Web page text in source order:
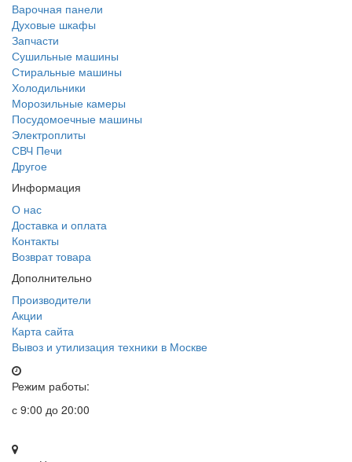
Варочная панели
Духовые шкафы
Запчасти
Сушильные машины
Стиральные машины
Холодильники
Морозильные камеры
Посудомоечные машины
Электроплиты
СВЧ Печи
Другое
Информация
О нас
Доставка и оплата
Контакты
Возврат товара
Дополнительно
Производители
Акции
Карта сайта
Вывоз и утилизация техники в Москве
Режим работы:
с 9:00 до 20:00